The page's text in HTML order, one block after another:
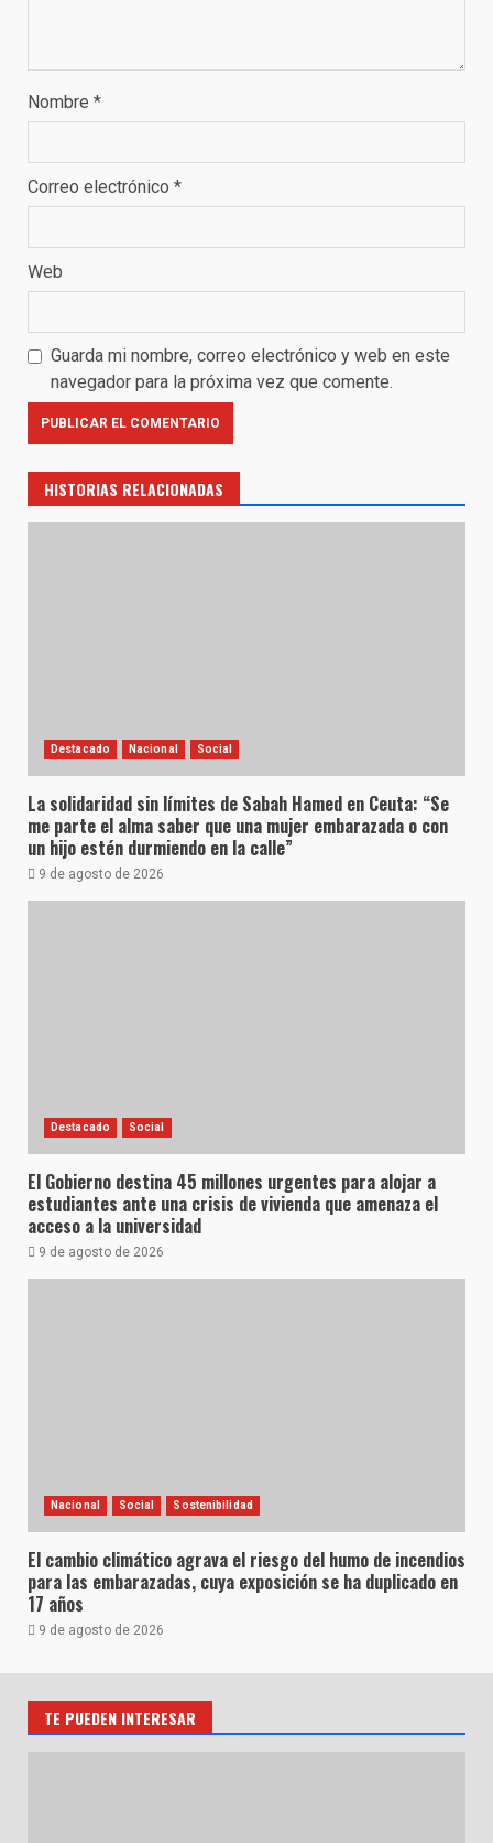
Nombre *
Correo electrónico *
Web
Guarda mi nombre, correo electrónico y web en este
navegador para la próxima vez que comente.
HISTORIAS RELACIONADAS
Destacado Nacional Social
La solidaridad sin límites de Sabah Hamed en Ceuta: “Se
me parte el alma saber que una mujer embarazada o con
un hijo estén durmiendo en la calle”
9 de agosto de 2026
Destacado Social
El Gobierno destina 45 millones urgentes para alojar a
estudiantes ante una crisis de vivienda que amenaza el
acceso a la universidad
9 de agosto de 2026
Nacional Social Sostenibilidad
El cambio climático agrava el riesgo del humo de incendios
para las embarazadas, cuya exposición se ha duplicado en
17 años
9 de agosto de 2026
TE PUEDEN INTERESAR